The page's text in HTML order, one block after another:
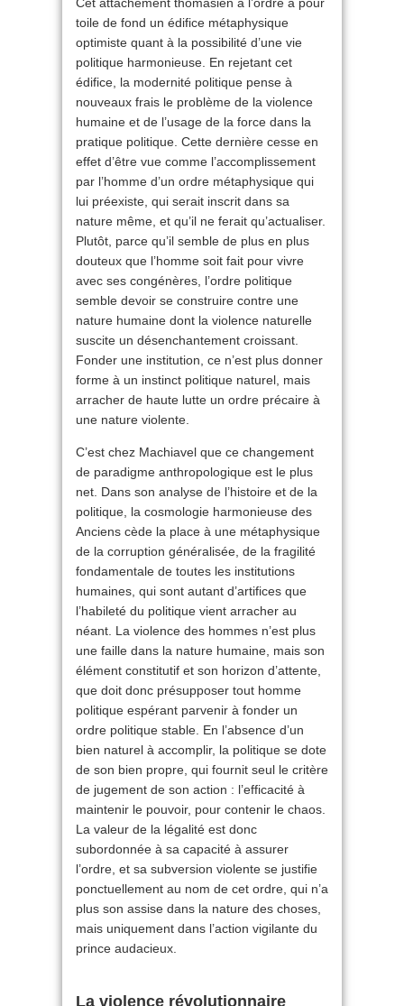
toile de fond un édifice métaphysique
optimiste quant à la possibilité d’une vie
politique harmonieuse. En rejetant cet
édifice, la modernité politique pense à
nouveaux frais le problème de la violence
humaine et de l’usage de la force dans la
pratique politique. Cette dernière cesse en
effet d’être vue comme l’accomplissement
par l’homme d’un ordre métaphysique qui
lui préexiste, qui serait inscrit dans sa
nature même, et qu’il ne ferait qu’actualiser.
Plutôt, parce qu’il semble de plus en plus
douteux que l’homme soit fait pour vivre
avec ses congénères, l’ordre politique
semble devoir se construire contre une
nature humaine dont la violence naturelle
suscite un désenchantement croissant.
Fonder une institution, ce n’est plus donner
forme à un instinct politique naturel, mais
arracher de haute lutte un ordre précaire à
une nature violente.
C’est chez Machiavel que ce changement
de paradigme anthropologique est le plus
net. Dans son analyse de l’histoire et de la
politique, la cosmologie harmonieuse des
Anciens cède la place à une métaphysique
de la corruption généralisée, de la fragilité
fondamentale de toutes les institutions
humaines, qui sont autant d’artifices que
l’habileté du politique vient arracher au
néant. La violence des hommes n’est plus
une faille dans la nature humaine, mais son
élément constitutif et son horizon d’attente,
que doit donc présupposer tout homme
politique espérant parvenir à fonder un
ordre politique stable. En l’absence d’un
bien naturel à accomplir, la politique se dote
de son bien propre, qui fournit seul le critère
de jugement de son action : l’efficacité à
maintenir le pouvoir, pour contenir le chaos.
La valeur de la légalité est donc
subordonnée à sa capacité à assurer
l’ordre, et sa subversion violente se justifie
ponctuellement au nom de cet ordre, qui n’a
plus son assise dans la nature des choses,
mais uniquement dans l’action vigilante du
prince audacieux.
La violence révolutionnaire